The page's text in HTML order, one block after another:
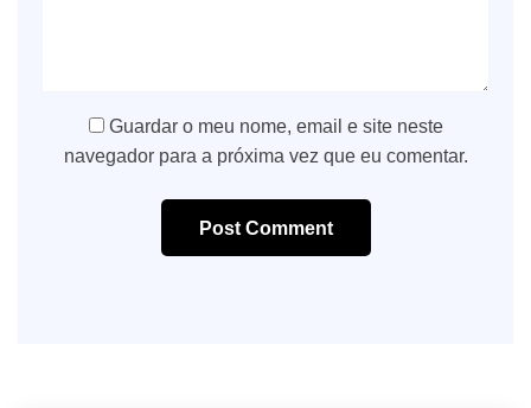
Guardar o meu nome, email e site neste
navegador para a próxima vez que eu comentar.
Post Comment